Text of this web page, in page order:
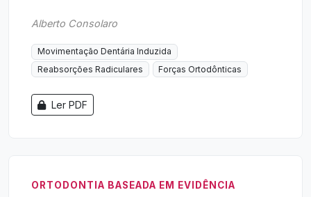
Alberto Consolaro
Movimentação Dentária Induzida
Reabsorções Radiculares
Forças Ortodônticas
Ler PDF
ORTODONTIA BASEADA EM EVIDÊNCIA